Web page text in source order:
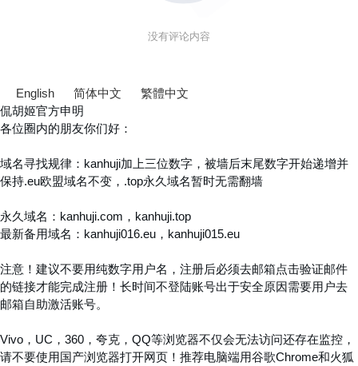
没有评论内容
English 简体中文
繁體中文
侃胡姬官方申明
各位圈内的朋友你们好：
域名寻找规律：kanhuji加上三位数字，被墙后末尾数字开始递增并
保持.eu欧盟域名不变，.top永久域名暂时无需翻墙
永久域名：kanhuji.com，kanhuji.top
最新备用域名：kanhuji016.eu，kanhuji015.eu
注意！建议不要用纯数字用户名，注册后必须去邮箱点击验证邮件
的链接才能完成注册！长时间不登陆账号出于安全原因需要用户去
邮箱自助激活账号。
Vivo，UC，360，夸克，QQ等浏览器不仅会无法访问还存在监控，
请不要使用国产浏览器打开网页！推荐电脑端用谷歌Chrome和火狐